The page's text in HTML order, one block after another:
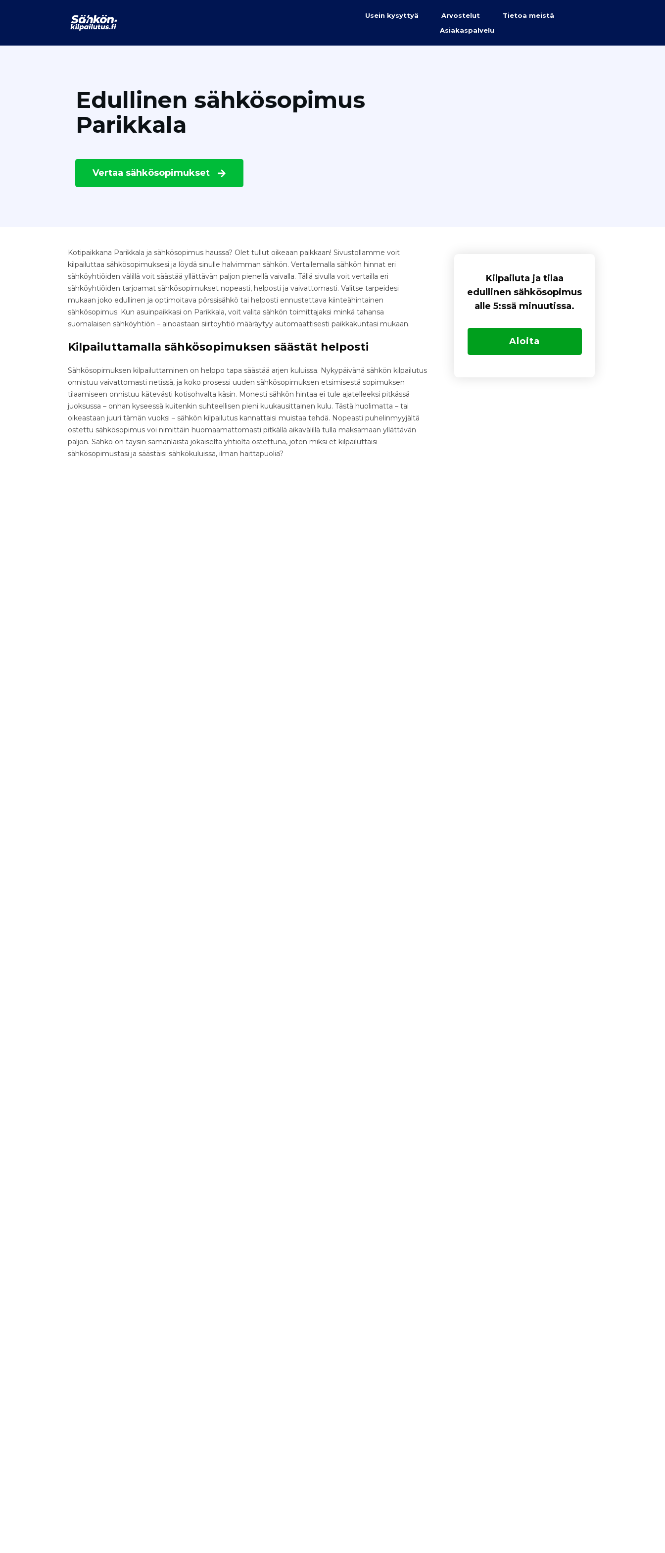
Usein kysyttyä Arvostelut
Tietoa meistä
Asiakaspalvelu
Edullinen sähkösopimus
Parikkala
Vertaa sähkösopimukset
Kotipaikkana Parikkala ja sähkösopimus haussa? Olet tullut oikeaan paikkaan! Sivustollamme voit
kilpailuttaa sähkösopimuksesi ja löydä sinulle halvimman sähkön. Vertailemalla sähkön hinnat eri
sähköyhtiöiden välillä voit säästää yllättävän paljon pienellä vaivalla. Tällä sivulla voit vertailla eri
sähköyhtiöiden tarjoamat sähkösopimukset nopeasti, helposti ja vaivattomasti. Valitse tarpeidesi
mukaan joko edullinen ja optimoitava pörssisähkö tai helposti ennustettava kiinteähintainen
sähkösopimus. Kun asuinpaikkasi on Parikkala, voit valita sähkön toimittajaksi minkä tahansa
suomalaisen sähköyhtiön – ainoastaan siirtoyhtiö määräytyy automaattisesti paikkakuntasi mukaan.
Kilpailuttamalla sähkösopimuksen säästät helposti
Sähkösopimuksen kilpailuttaminen on helppo tapa säästää arjen kuluissa. Nykypäivänä sähkön kilpailutus
onnistuu vaivattomasti netissä, ja koko prosessi uuden sähkösopimuksen etsimisestä sopimuksen
tilaamiseen onnistuu kätevästi kotisohvalta käsin. Monesti sähkön hintaa ei tule ajatelleeksi pitkässä
juoksussa – onhan kyseessä kuitenkin suhteellisen pieni kuukausittainen kulu. Tästä huolimatta – tai
oikeastaan juuri tämän vuoksi – sähkön kilpailutus kannattaisi muistaa tehdä. Nopeasti puhelinmyyjältä
ostettu sähkösopimus voi nimittäin huomaamattomasti pitkällä aikavälillä tulla maksamaan yllättävän
paljon. Sähkö on täysin samanlaista jokaiselta yhtiöltä ostettuna, joten miksi et kilpailuttaisi
sähkösopimustasi ja säästäisi sähkökuluissa, ilman haittapuolia?
Kilpailuta ja tilaa
edullinen sähkösopimus
alle 5:ssä minuutissa.
Aloita